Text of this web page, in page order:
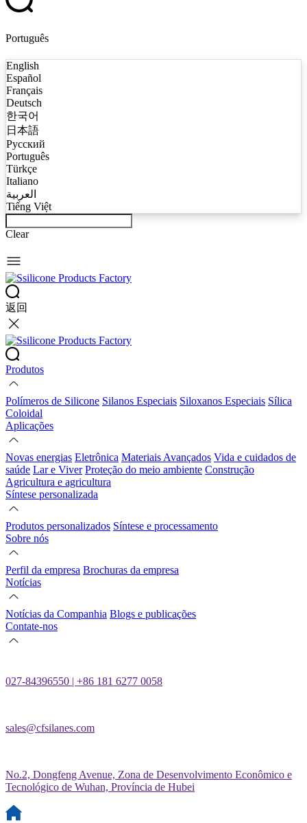
Português
English
Español
Français
Deutsch
한국어
日本語
Русский
Português
Türkçe
Italiano
العربية
Tiếng Việt
Clear
返回
Produtos
Polímeros de Silicone Silanos Especiais Siloxanos Especiais Sílica
Coloidal
Aplicações
Novas energias Eletrônica Materiais Avançados Vida e cuidados de
saúde Lar e Viver Proteção do meio ambiente Construção
Agricultura e agricultura
Síntese personalizada
Produtos personalizados Síntese e processamento
Sobre nós
Perfil da empresa Brochuras da empresa
Notícias
Notícias da Companhia Blogs e publicações
Contate-nos
027-84396550 | +86 181 6277 0058
sales@cfsilanes.com
No.2, Dongfeng Avenue, Zona de Desenvolvimento Econômico e
Tecnológico de Wuhan, Província de Hubei